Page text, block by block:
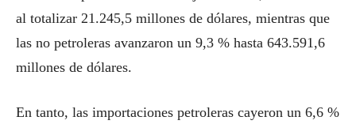
al totalizar 21.245,5 millones de dólares, mientras que
las no petroleras avanzaron un 9,3 % hasta 643.591,6
millones de dólares.
En tanto, las importaciones petroleras cayeron un 6,6 %